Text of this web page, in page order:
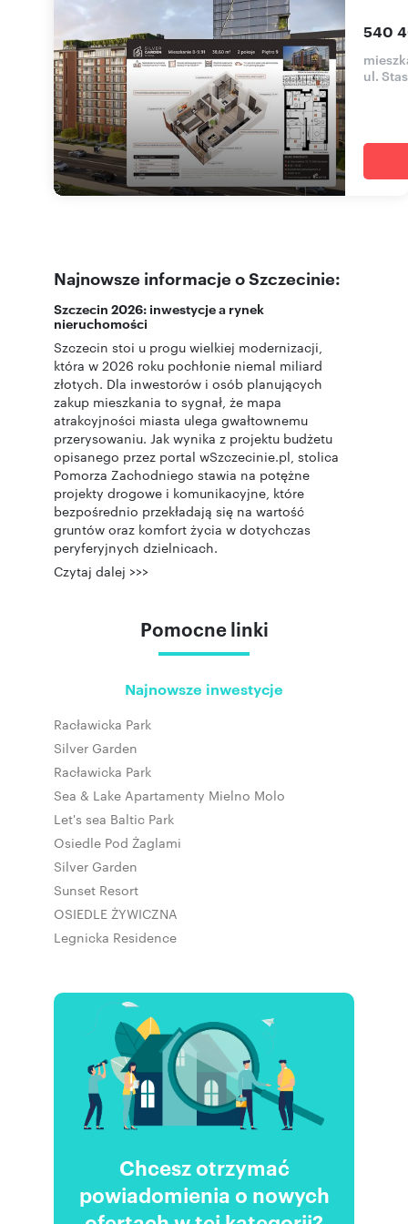
540
ul.
Najnowsze informacje o Szczecinie:
Szczecin 2026: inwestycje a rynek
nieruchomości
Szczecin stoi u progu wielkiej modernizacji,
która w 2026 roku pochłonie niemal miliard
złotych. Dla inwestorów i osób planujących
zakup mieszkania to sygnał, że mapa
atrakcyjności miasta ulega gwałtownemu
przerysowaniu. Jak wynika z projektu budżetu
opisanego przez portal wSzczecinie.pl, stolica
Pomorza Zachodniego stawia na potężne
projekty drogowe i komunikacyjne, które
bezpośrednio przekładają się na wartość
gruntów oraz komfort życia w dotychczas
peryferyjnych dzielnicach.
Czytaj dalej >>>
Pomocne linki
Najnowsze inwestycje
Racławicka Park
Silver Garden
Racławicka Park
Sea & Lake Apartamenty Mielno Molo
Let's sea Baltic Park
Osiedle Pod Żaglami
Silver Garden
Sunset Resort
OSIEDLE ŻYWICZNA
Legnicka Residence
Chcesz otrzymać
powiadomienia o nowych